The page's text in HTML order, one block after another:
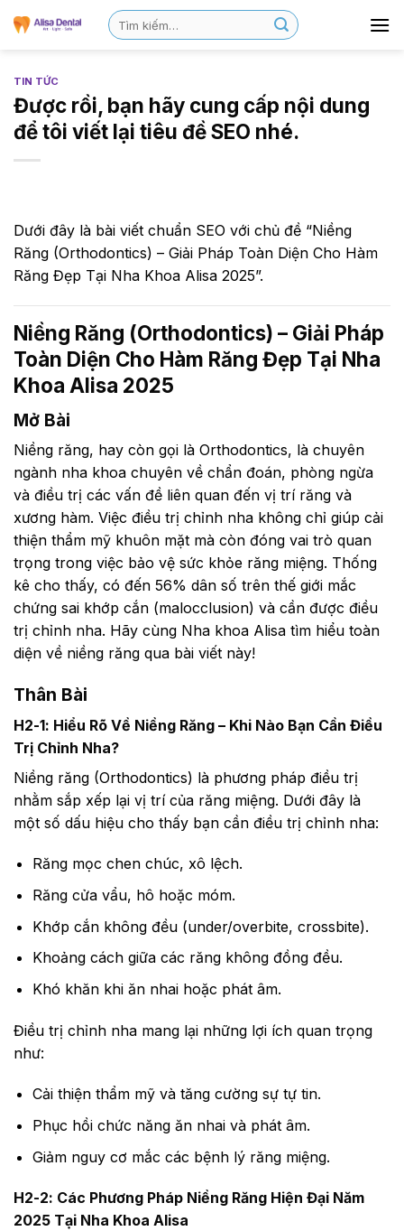
TIN TỨC
Được rồi, bạn hãy cung cấp nội dung
để tôi viết lại tiêu đề SEO nhé.
Dưới đây là bài viết chuẩn SEO với chủ đề “Niềng
Răng (Orthodontics) – Giải Pháp Toàn Diện Cho Hàm
Răng Đẹp Tại Nha Khoa Alisa 2025”.
Niềng Răng (Orthodontics) – Giải Pháp
Toàn Diện Cho Hàm Răng Đẹp Tại Nha
Khoa Alisa 2025
Mở Bài
Niềng răng, hay còn gọi là Orthodontics, là chuyên
ngành nha khoa chuyên về chẩn đoán, phòng ngừa
và điều trị các vấn đề liên quan đến vị trí răng và
xương hàm. Việc điều trị chỉnh nha không chỉ giúp cải
thiện thẩm mỹ khuôn mặt mà còn đóng vai trò quan
trọng trong việc bảo vệ sức khỏe răng miệng. Thống
kê cho thấy, có đến 56% dân số trên thế giới mắc
chứng sai khớp cắn (malocclusion) và cần được điều
trị chỉnh nha. Hãy cùng Nha khoa Alisa tìm hiểu toàn
diện về niềng răng qua bài viết này!
Thân Bài
H2-1: Hiểu Rõ Về Niềng Răng – Khi Nào Bạn Cần Điều
Trị Chỉnh Nha?
Niềng răng (Orthodontics) là phương pháp điều trị
nhằm sắp xếp lại vị trí của răng miệng. Dưới đây là
một số dấu hiệu cho thấy bạn cần điều trị chỉnh nha:
Răng mọc chen chúc, xô lệch.
Răng cửa vẩu, hô hoặc móm.
Khớp cắn không đều (under/overbite, crossbite).
Khoảng cách giữa các răng không đồng đều.
Khó khăn khi ăn nhai hoặc phát âm.
Điều trị chỉnh nha mang lại những lợi ích quan trọng
như:
Cải thiện thẩm mỹ và tăng cường sự tự tin.
Phục hồi chức năng ăn nhai và phát âm.
Giảm nguy cơ mắc các bệnh lý răng miệng.
H2-2: Các Phương Pháp Niềng Răng Hiện Đại Năm
2025 Tại Nha Khoa Alisa